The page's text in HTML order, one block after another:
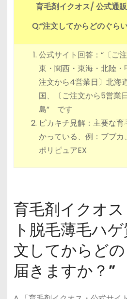
育毛剤イクオス/ 公式通
Q:“注文してからどのぐら
公式サイト回答：“〔ご
東・関西・東海・北陸
注文から4営業日〕北海
国、〔ご注文から5営業
島” です
ピカキチ見解：主要な
かっている、例：ブブカ
ポリピュアEX
育毛剤イクオ
ト脱毛薄毛ハ
文してからど
届きますか？”